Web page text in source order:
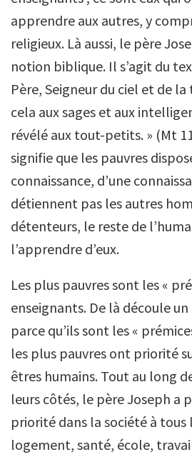
apprendre aux autres, y
religieux. Là aussi, le père
notion biblique. Il s’agit du
Père, Seigneur du ciel et de la
cela aux sages et aux
révélé aux tout-petits. » (Mt
signifie que les pauvres
connaissance, d’une
détiennent pas les autres
détenteurs, le reste de
l’apprendre d’eux.
Les plus pauvres sont les «
enseignants. De là découle
parce qu’ils sont les «
les plus pauvres ont priorité
êtres humains. Tout au long
leurs côtés, le père Joseph a
priorité dans la société à tous
logement, santé, école,